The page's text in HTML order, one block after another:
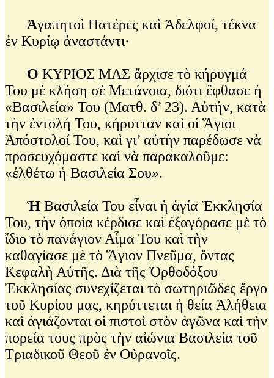
Ἀγαπητοὶ Πατέρες καὶ Ἀδελφοί, τέκνα
ἐν Κυρίῳ ἀναστάντι·
Ο ΚΥΡΙΟΣ ΜΑΣ ἄρχισε τὸ κήρυγμά
Του μὲ κλήση σὲ Μετάνοια, διότι ἔφθασε ἡ
«Βασιλεία» Του (Ματθ. δ’ 23). Αὐτήν, κατὰ
τὴν ἐντολή Του, κήρυτταν καὶ οἱ Ἅγιοι
Ἀπόστολοί Του, καὶ γι’ αὐτὴν παρέδωσε νὰ
προσευχόμαστε καὶ νὰ παρακαλοῦμε:
«ἐλθέτω ἡ Βασιλεία Σου».
Ἡ Βασιλεία Του εἶναι ἡ ἁγία Ἐκκλησία
Του, τὴν ὁποία κέρδισε καὶ ἐξαγόρασε μὲ τὸ
ἴδιο τὸ πανάγιον Αἷμα Του καὶ τὴν
καθαγίασε μὲ τὸ Ἅγιον Πνεῦμα, ὄντας
Κεφαλὴ Αὐτῆς. Διὰ τῆς Ὀρθοδόξου
Ἐκκλησίας συνεχίζεται τὸ σωτηριῶδες ἔργο
τοῦ Κυρίου μας, κηρύττεται ἡ θεία Ἀλήθεια
καὶ ἁγιάζονται οἱ πιστοὶ στὸν ἀγῶνα καὶ τὴν
πορεία τους πρὸς τὴν αἰώνια Βασιλεία τοῦ
Τριαδικοῦ Θεοῦ ἐν Οὐρανοῖς.